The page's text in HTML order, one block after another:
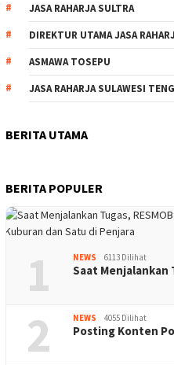
JASA RAHARJA SULTRA
DIREKTUR UTAMA JASA
ASMAWA TOSEPU
JASA RAHARJA SULAWESI
BERITA UTAMA
BERITA POPULER
1 NEWS 6113 Dilihat
Saat Menjalankan
2 NEWS 4055 Dilihat
Posting Konten